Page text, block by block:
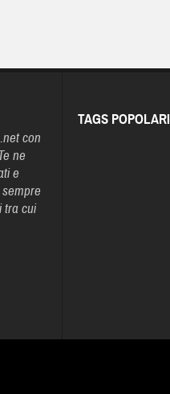
con
ne
e
tra cui
TAGS POPOLARI